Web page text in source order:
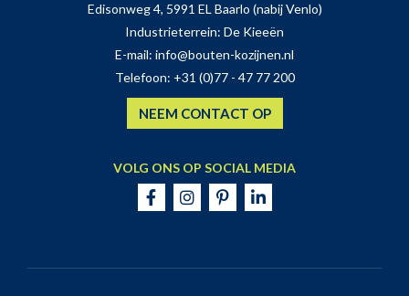
Edisonweg 4, 5991 EL Baarlo (nabij Venlo)
Industrieterrein: De Kieeën
E-mail: info@bouten-kozijnen.nl
Telefoon: +31 (0)77 - 47 77 200
NEEM CONTACT OP
VOLG ONS OP SOCIAL MEDIA